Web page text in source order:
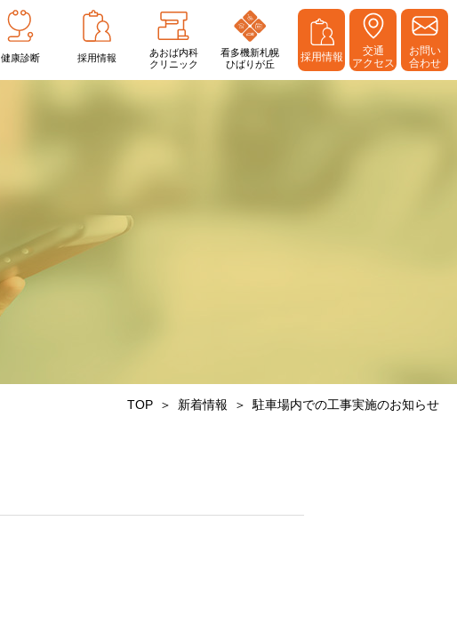
健康診断 採用情報
あおば内科
クリニック
看多機新札幌
ひばりが丘
採用情報
交通
アクセス
お問い
合わせ
TOP 新着情報 駐車場内での工事実施のお知らせ